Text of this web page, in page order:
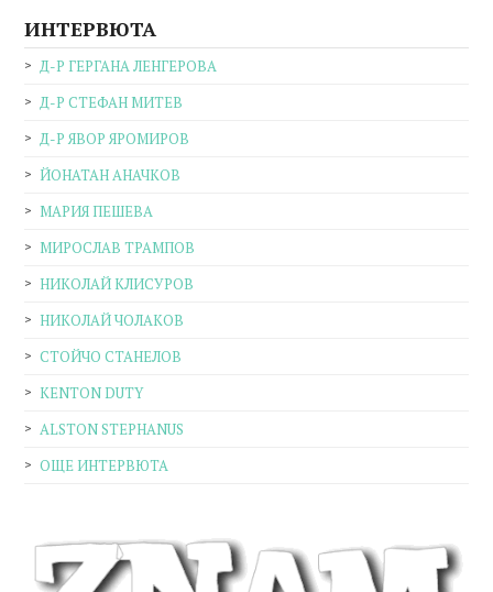
ИНТЕРВЮТА
Д-Р ГЕРГАНА ЛЕНГЕРОВА
Д-Р СТЕФАН МИТЕВ
Д-Р ЯВОР ЯРОМИРОВ
ЙОНАТАН АНАЧКОВ
МАРИЯ ПЕШЕВА
МИРОСЛАВ ТРАМПОВ
НИКОЛАЙ КЛИСУРОВ
НИКОЛАЙ ЧОЛАКОВ
СТОЙЧО СТАНЕЛОВ
KENTON DUTY
ALSTON STEPHANUS
ОЩЕ ИНТЕРВЮТА